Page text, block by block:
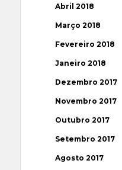
Abril 2018
Março 2018
Fevereiro 2018
Janeiro 2018
Dezembro 2017
Novembro 2017
Outubro 2017
Setembro 2017
Agosto 2017